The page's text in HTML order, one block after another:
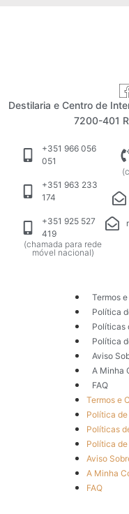
Destilaria e Centro de
7200-401
+351 966 056
051
+351 963 233
174
+351 925 527
419
(chamada para rede
móvel nacional)
Termos
Política
Políticas
Política
Aviso
A Minha
FAQ
Termos e
Política
Políticas
Política
Aviso
A Minha
FAQ